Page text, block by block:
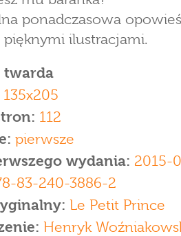
ponadczasowa
ilustracjami.
twarda
135x205
112
pierwsze
wydania: 2015-
83-240-3886-2
Le Petit Prince
Henryk